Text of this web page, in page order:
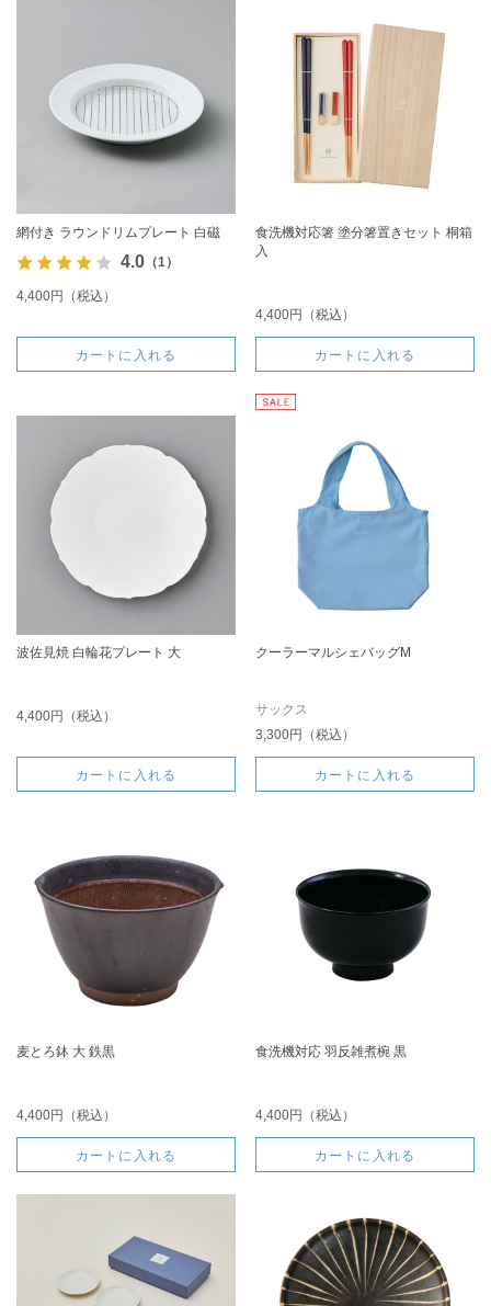
網付き ラウンドリムプレート 白磁
4.0（1）
4,400円（税込）
カートに入れる
食洗機対応箸 塗分箸置きセット 桐箱
入
4,400円（税込）
カートに入れる
波佐見焼 白輪花プレート 大
4,400円（税込）
カートに入れる
クーラーマルシェバッグM
サックス
3,300円（税込）
カートに入れる
麦とろ鉢 大 鉄黒
4,400円（税込）
カートに入れる
食洗機対応 羽反雑煮椀 黒
4,400円（税込）
カートに入れる